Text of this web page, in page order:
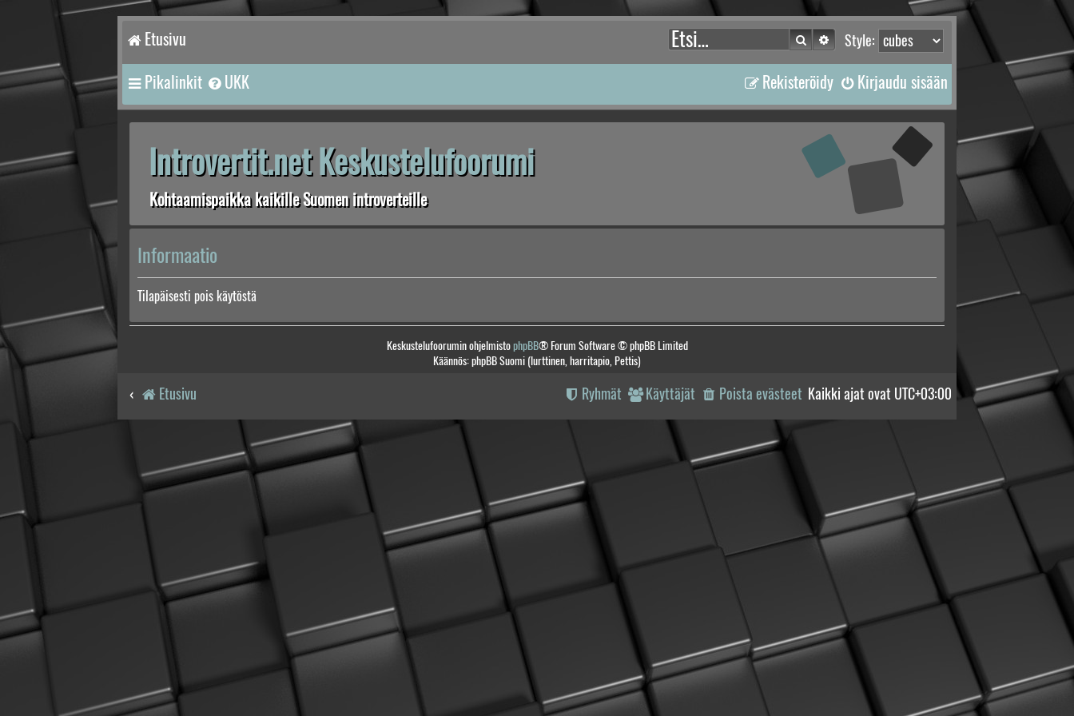
Etusivu Style:
Etsi Tarkennettu haku
Pikalinkit UKK Kirjaudu sisään
Rekisteröidy
Introvertit.net Keskustelufoorumi
Kohtaamispaikka kaikille Suomen introverteille
Informaatio
Tilapäisesti pois käytöstä
Keskustelufoorumin ohjelmistophpBB® Forum Software © phpBB Limited
Käännös: phpBB Suomi (lurttinen, harritapio, Pettis)
Etusivu Kaikki ajat ovat UTC+03:00
Poista evästeet
Käyttäjät
Ryhmät